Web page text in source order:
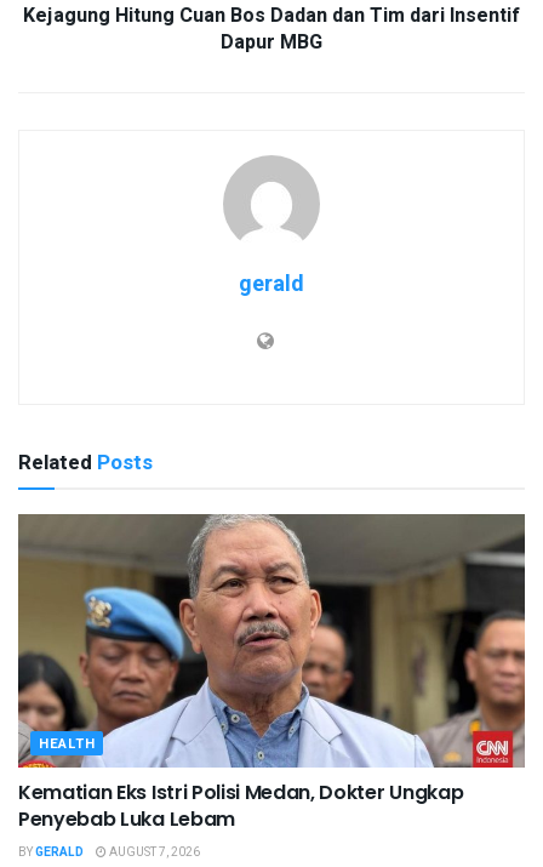
Kejagung Hitung Cuan Bos Dadan dan Tim dari Insentif
Dapur MBG
gerald
Related Posts
HEALTH
Kematian Eks Istri Polisi Medan, Dokter Ungkap
Penyebab Luka Lebam
BYGERALD AUGUST 7, 2026